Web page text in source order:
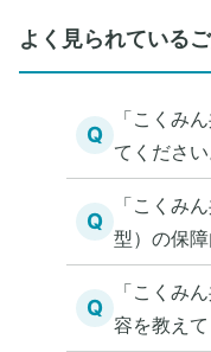
よく見られている
Q
「こくみ
てください
Q
「こくみ
型）の保障
Q
「こくみ
容を教えて